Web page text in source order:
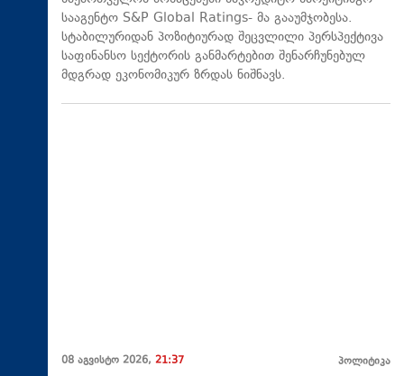
სააგენტო S&P Global Ratings- მა გააუმჯობესა.
სტაბილურიდან პოზიტიურად შეცვლილი პერსპექტივა
საფინანსო სექტორის განმარტებით შენარჩუნებულ
მდგრად ეკონომიკურ ზრდას ნიშნავს.
08 აგვისტო 2026, 21:37 პოლიტიკა